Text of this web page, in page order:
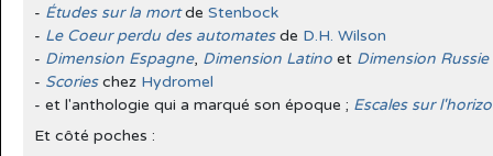
- Études sur la mortde Stenbock
- Le Coeur perdu des automates de D.H. Wilson
- Dimension Espagne, Dimension Latino et Dimension Russie
- Scorieschez Hydromel
- et l'anthologie qui a marqué son époque ; Escales sur
Et côté poches :